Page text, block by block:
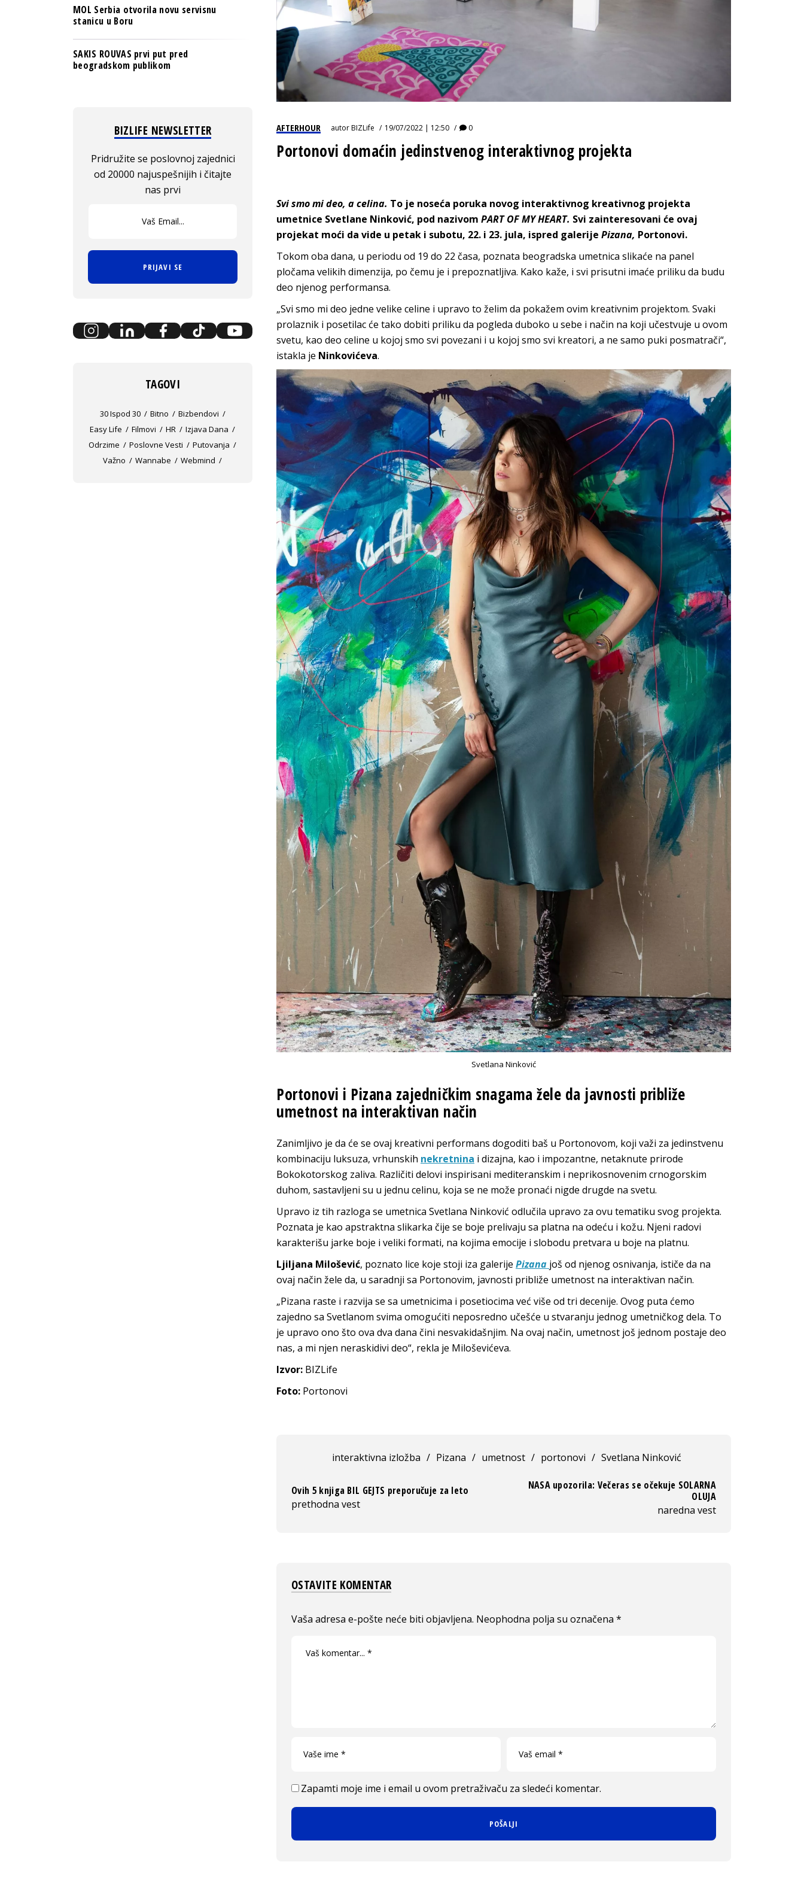
AFTERHOUR autorBIZLife 19/07/2022 | 12:50 0
Portonovi domaćin jedinstvenog interaktivnog projekta
Svi smo mi deo, a celina. To je noseća poruka novog interaktivnog kreativnog projekta
umetnice Svetlane Ninković, pod nazivom PART OF MY HEART. Svi zainteresovani će ovaj
projekat moći da vide u petak i subotu, 22. i 23. jula, ispred galerije Pizana, Portonovi.
Tokom oba dana, u periodu od 19 do 22 časa, poznata beogradska umetnica slikaće na panel
pločama velikih dimenzija, po čemu je i prepoznatljiva. Kako kaže, i svi prisutni imaće priliku da budu
deo njenog performansa.
„Svi smo mi deo jedne velike celine i upravo to želim da pokažem ovim kreativnim projektom. Svaki
prolaznik i posetilac će tako dobiti priliku da pogleda duboko u sebe i način na koji učestvuje u ovom
svetu, kao deo celine u kojoj smo svi povezani i u kojoj smo svi kreatori, a ne samo puki posmatrači“,
istakla je Ninkovićeva.
Svetlana Ninković
Portonovi i Pizana zajedničkim snagama žele da javnosti približe
umetnost na interaktivan način
Zanimljivo je da će se ovaj kreativni performans dogoditi baš u Portonovom, koji važi za jedinstvenu
kombinaciju luksuza, vrhunskih nekretnina i dizajna, kao i impozantne, netaknute prirode
Bokokotorskog zaliva. Različiti delovi inspirisani mediteranskim i neprikosnovenim crnogorskim
duhom, sastavljeni su u jednu celinu, koja se ne može pronaći nigde drugde na svetu.
Upravo iz tih razloga se umetnica Svetlana Ninković odlučila upravo za ovu tematiku svog projekta.
Poznata je kao apstraktna slikarka čije se boje prelivaju sa platna na odeću i kožu. Njeni radovi
karakterišu jarke boje i veliki formati, na kojima emocije i slobodu pretvara u boje na platnu.
Ljiljana Milošević, poznato lice koje stoji iza galerije Pizana još od njenog osnivanja, ističe da na
ovaj način žele da, u saradnji sa Portonovim, javnosti približe umetnost na interaktivan način.
„Pizana raste i razvija se sa umetnicima i posetiocima već više od tri decenije. Ovog puta ćemo
zajedno sa Svetlanom svima omogućiti neposredno učešće u stvaranju jednog umetničkog dela. To
je upravo ono što ova dva dana čini nesvakidašnjim. Na ovaj način, umetnost još jednom postaje deo
nas, a mi njen neraskidivi deo“, rekla je Miloševićeva.
Izvor: BIZLife
Foto: Portonovi
interaktivna izložba / Pizana / umetnost / portonovi / Svetlana Ninković
Ovih 5 knjiga BIL GEJTS preporučuje za leto
prethodna vest
NASA upozorila: Večeras se očekuje SOLARNA
OLUJA
naredna vest
OSTAVITE KOMENTAR
Vaša adresa e-pošte neće biti objavljena. Neophodna polja su označena *
Zapamti moje ime i email u ovom pretraživaču za sledeći komentar.
MOL Serbia otvorila novu servisnu
stanicu u Boru
SAKIS ROUVAS prvi put pred
beogradskom publikom
BIZLIFE NEWSLETTER
Pridružite se poslovnoj zajednici
od 20000 najuspešnijih i čitajte
nas prvi
PRIJAVI SE
TAGOVI
30 Ispod 30 Bitno
Bizbendovi
Easy Life
Filmovi HR
Izjava Dana
Odrzime
Poslovne Vesti
Putovanja
Važno
Wannabe Webmind